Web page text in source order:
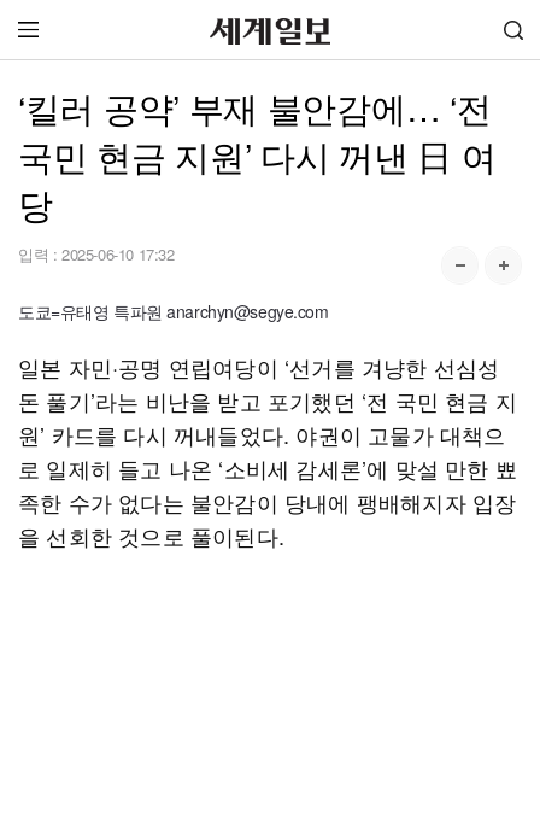
‘킬러 공약’ 부재 불안감에… ‘전
국민 현금 지원’ 다시 꺼낸 日 여
당
입력 : 2025-06-10 17:32
도쿄=유태영 특파원 anarchyn@segye.com
일본 자민·공명 연립여당이 ‘선거를 겨냥한 선심성
돈 풀기’라는 비난을 받고 포기했던 ‘전 국민 현금 지
원’ 카드를 다시 꺼내들었다. 야권이 고물가 대책으
로 일제히 들고 나온 ‘소비세 감세론’에 맞설 만한 뾰
족한 수가 없다는 불안감이 당내에 팽배해지자 입장
을 선회한 것으로 풀이된다.